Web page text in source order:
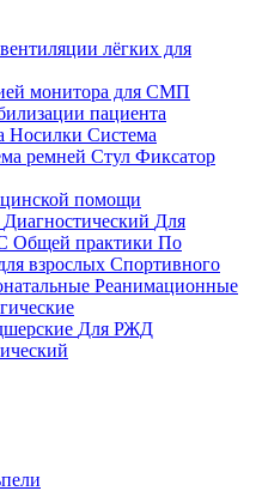
лёгких для
монитора для СМП
пациента
Носилки Система
ремней Стул Фиксатор
помощи
Диагностический Для
Общей практики По
взрослых Спортивного
Реанимационные
Для РЖД